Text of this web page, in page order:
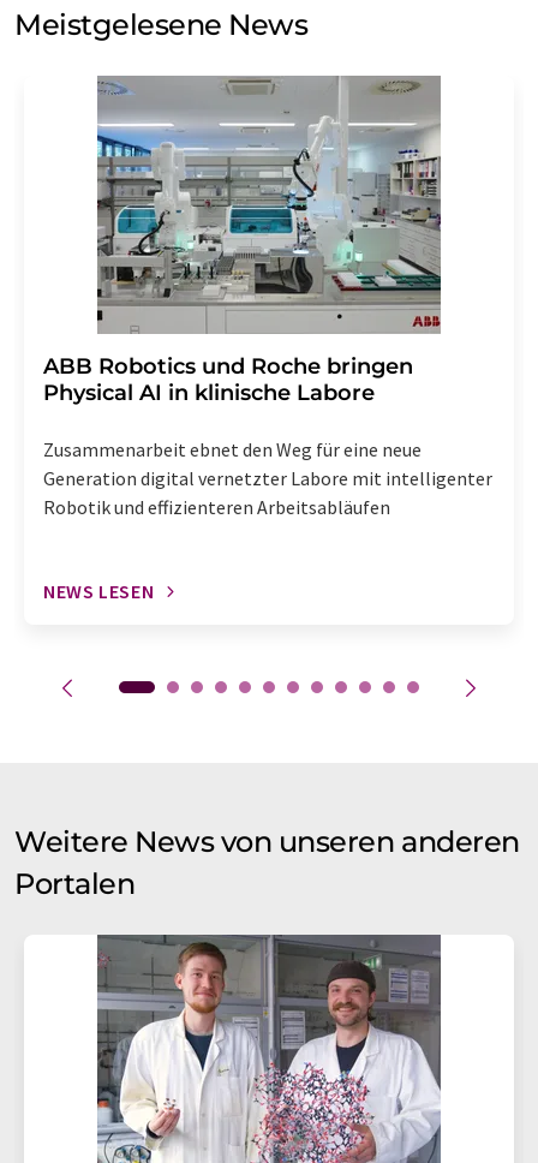
Meinungsforschung per E-Mail kontaktieren. Ihre
Einwilligung können Sie jederzeit ohne Angabe von
Str. 2, 12489 Berlin oder per E-Mail unter
widerruf@lumitos.commit Wirkung für die Zukunft
widerrufen. Zudem ist in jeder E-Mail ein Link zur
Abbestellung des entsprechenden Newsletters
enthalten.
Meistgelesene News
​​​​​​​ABB Robotics und Roche bringen
Physical AI in klinische Labore
Zusammenarbeit ebnet den Weg für eine neue
Generation digital vernetzter Labore mit intelligenter
Robotik und effizienteren Arbeitsabläufen
NEWS LESEN
Weitere News von unseren anderen
Portalen